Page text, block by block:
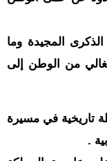
المجيدة وما
من الوطن إلى
تاريخية في مسيرة
.